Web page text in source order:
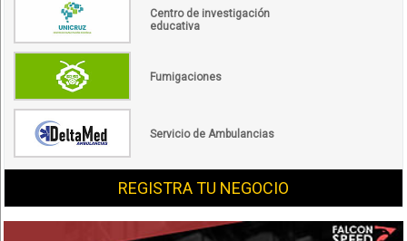
Centro de investigación
educativa
Fumigaciones
Servicio de Ambulancias
REGISTRA TU NEGOCIO